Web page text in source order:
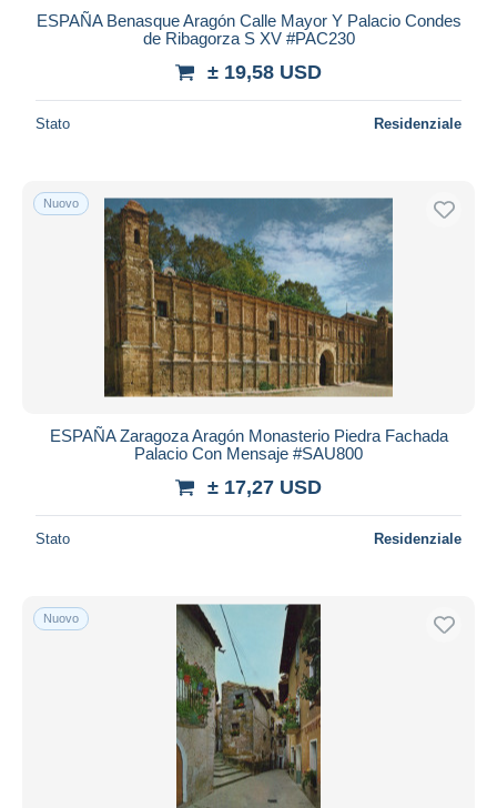
ESPAÑA Benasque Aragón Calle Mayor Y Palacio Condes
de Ribagorza S XV #PAC230
± 19,58 USD
Stato Residenziale
Nuovo
ESPAÑA Zaragoza Aragón Monasterio Piedra Fachada
Palacio Con Mensaje #SAU800
± 17,27 USD
Stato Residenziale
Nuovo